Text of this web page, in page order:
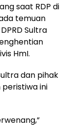
saat RDP di
temuan
Sultra
HmI.
dan pihak
ini